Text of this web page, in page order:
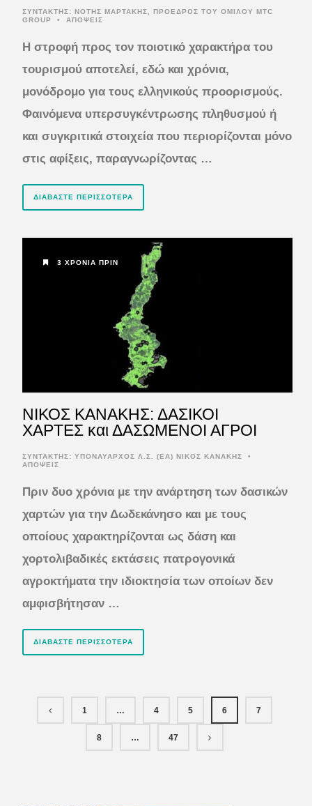
ΣΥΝΤΆΚΤΗΣ: ΝΟΤΗΣ ΜΑΡΤΑΚΗΣ, ΠΡΟΕΔΡΟΣ ΤΟΥ ΟΜΙΛΟΥ MTC
GROUP
• ΑΠΟΨΕΙΣ
Η στροφή προς τον ποιοτικό χαρακτήρα του
τουρισμού αποτελεί, εδώ και χρόνια,
μονόδρομο για τους ελληνικούς προορισμούς.
Φαινόμενα υπερσυγκέντρωσης πληθυσμού ή
και συγκριτικά στοιχεία που περιορίζονται μόνο
στις αφίξεις, παραγνωρίζοντας …
ΔΙΑΒΆΣΤΕ ΠΕΡΙΣΣΌΤΕΡΑ
3 ΧΡΌΝΙΑ ΠΡΙΝ
ΝΙΚΟΣ ΚΑΝΑΚΗΣ: ΔΑΣΙΚΟΙ
ΧΑΡΤΕΣ και ΔΑΣΩΜΕΝΟΙ ΑΓΡΟΙ
ΣΥΝΤΆΚΤΗΣ: ΥΠΟΝΑΥΑΡΧΟΣ Λ.Σ. (ΕΑ) NΙΚΟΣ ΚΑΝΑΚΗΣ
•
ΑΠΟΨΕΙΣ
Πριν δυο χρόνια με την ανάρτηση των δασικών
χαρτών για την Δωδεκάνησο και με τους
οποίους χαρακτηρίζονται ως δάση και
χορτολιβαδικές εκτάσεις πατρογονικά
αγροκτήματα την ιδιοκτησία των οποίων δεν
αμφισβήτησαν …
ΔΙΑΒΆΣΤΕ ΠΕΡΙΣΣΌΤΕΡΑ
1 … 4 5 6 7
8 … 47